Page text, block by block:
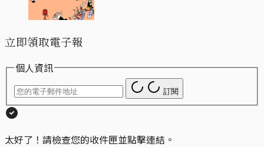
立即領取電子報
個人資訊
訂閱
太好了！請檢查您的收件匣並點擊連結。